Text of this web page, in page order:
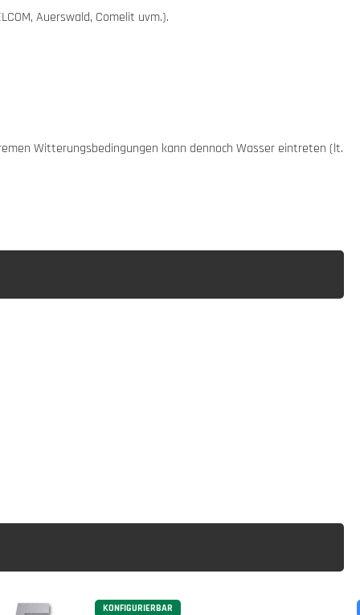
Auerswald, Comelit uvm.).
Witterungsbedingungen kann dennoch Wasser eintreten (lt.
KONFIGURIERBAR